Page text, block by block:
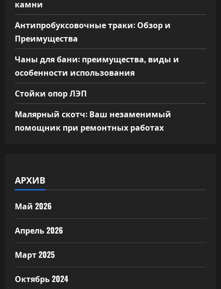
камни
Антипробуксовочные траки: Обзор и
Преимущества
Чаны для бани: преимущества, виды и
особенности использования
Стойки опор ЛЭП
Малярный скотч: Ваш незаменимый
помощник при ремонтных работах
АРХИВ
Май 2026
Апрель 2026
Март 2025
Октябрь 2024